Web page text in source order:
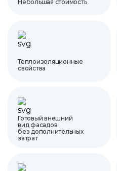
Небольшая стоимость
Теплоизоляционные
свойства
Готовый внешний
вид фасадов
без дополнительных
затрат